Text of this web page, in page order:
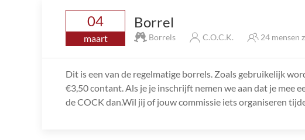
04
maart
Borrel
Borrels C.O.C.K. 24 mensen
Dit is een van de regelmatige borrels. Zoals gebruikelijk
€3,50 contant. Als je je inschrijft nemen we aan dat je mee
de COCK dan.Wil jij of jouw commissie iets organiseren